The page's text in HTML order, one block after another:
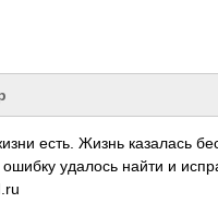
есть. Жизнь каза­лась
ошибку удалось найти и